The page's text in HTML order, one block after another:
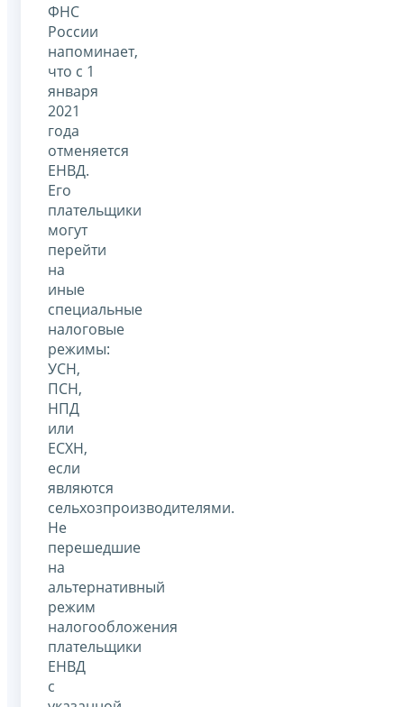
ФНС
России
напоминает,
что с 1
января
2021
года
отменяется
ЕНВД.
Его
плательщики
могут
перейти
на
иные
специальные
налоговые
режимы:
УСН,
ПСН,
НПД
или
ЕСХН,
если
являются
сельхозпроизводителями.
Не
перешедшие
на
альтернативный
режим
налогообложения
плательщики
ЕНВД
с